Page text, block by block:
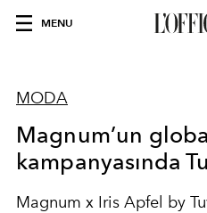
MENU
MODA
Magnum’un
kampanyasında
Magnum x Iris Apfel by